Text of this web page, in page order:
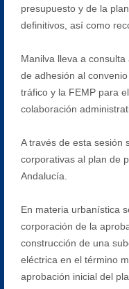
presupuesto y de la
definitivos, así como
Manilva lleva a
de adhesión al
tráfico y la FEMP para
colaboración
A través de esta sesión
corporativas al plan de
Andalucía.
En materia urbanística
corporación de la
construcción de una
eléctrica en el término
aprobación inicial del